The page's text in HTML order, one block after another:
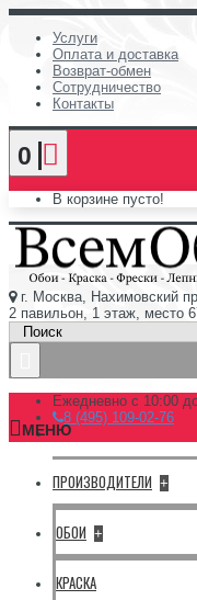
Услуги
Оплата и доставка
Возврат-обмен
Сотрудничество
Контакты
0
В корзине пусто!
г. Москва, Нахимовский
2 павильон, 1 этаж, место
Ежедневно с 10:00
8 (495) 109-02-76
МЕНЮ
ПРОИЗВОДИТЕЛИ +
ОБОИ +
КРАСКА